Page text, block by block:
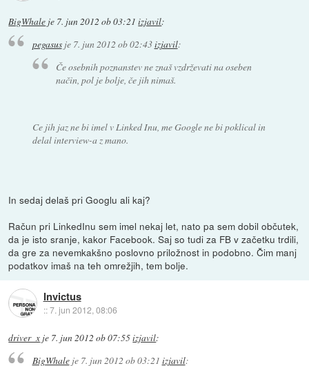
BigWhale je 7. jun 2012 ob 03:21 izjavil:
pegasusje 7. jun 2012 ob 02:43izjavil:
Če osebnih poznanstev ne znaš vzdrževati na oseben
način, pol je bolje, če jih nimaš.
Ce jih jaz ne bi imel v Linked Inu, me Google ne bi poklical in
delal interview-a z mano.
In sedaj delaš pri Googlu ali kaj?
Račun pri LinkedInu sem imel nekaj let, nato pa sem dobil občutek,
da je isto sranje, kakor Facebook. Saj so tudi za FB v začetku trdili,
da gre za nevemkakšno poslovno priložnost in podobno. Čim manj
podatkov imaš na teh omrežjih, tem bolje.
Invictus
::7. jun 2012, 08:06
driver_x je 7. jun 2012 ob 07:55izjavil:
BigWhaleje 7. jun 2012 ob 03:21 izjavil: